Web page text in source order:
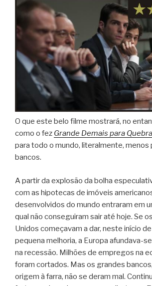
O que este belo filme mostrará, no
como o fez Grande Demais para
para todo o mundo, literalmente, menos
bancos.
A partir da explosão da bolha
com as hipotecas de imóveis
desenvolvidos do mundo entraram em
qual não conseguiram sair até hoje. Se
Unidos começavam a dar, neste início
pequena melhoria, a Europa afundava-
na recessão. Milhões de empregos na
foram cortados. Mas os grandes
origem à farra, não se deram mal.